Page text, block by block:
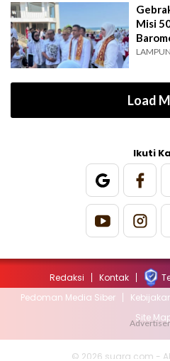
Misi
Load
Ikuti
Redaksi Kontak
Pedoman Media Siber
Site
© 2026 suara.com -